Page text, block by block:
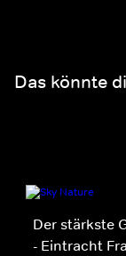
Das könnte
Der stärkste
- Eintracht